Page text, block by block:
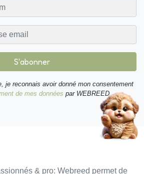
S'abonner
je reconnais avoir donné mon consentement
de mes données par WEBREED.
& pro: Webreed permet de